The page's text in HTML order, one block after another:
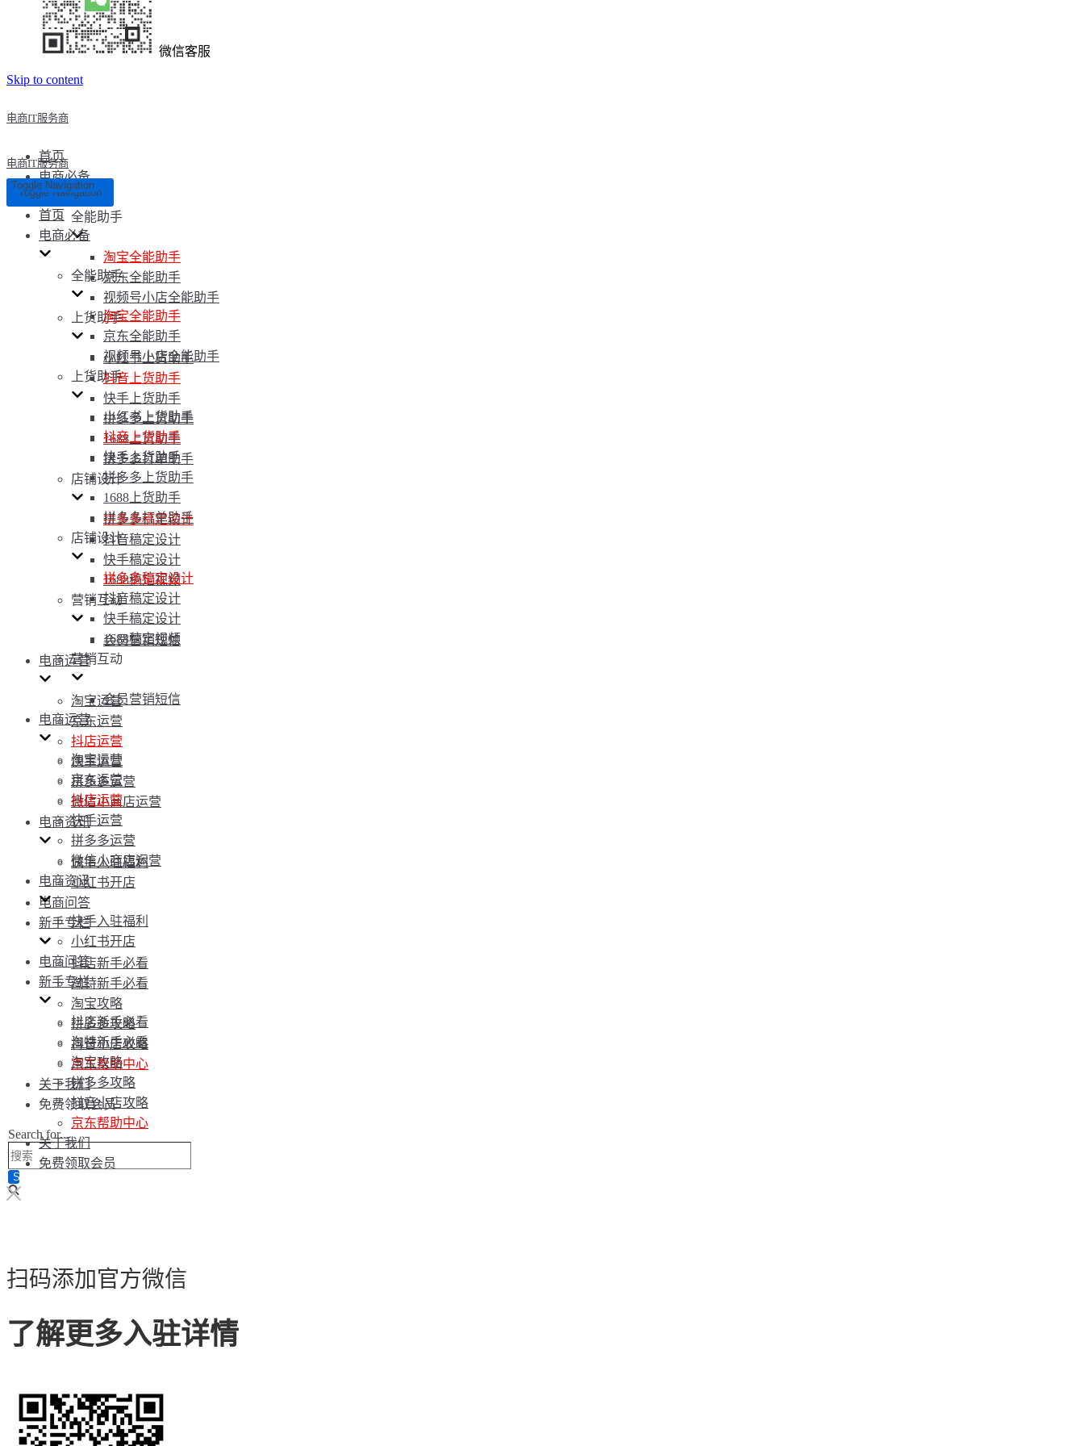
微信客服
Skip to content
电商IT服务商
首页
电商必备
全能助手
淘宝全能助手
京东全能助手
视频号小店全能助手
上货助手
小红书上货助手
抖音上货助手
快手上货助手
拼多多上货助手
1688上货助手
拼多多打单助手
店铺设计
拼多多稿定设计
抖音稿定设计
快手稿定设计
1688稿定视频
营销互动
会员营销短信
电商运营
淘宝运营
京东运营
抖店运营
快手运营
拼多多运营
微信小商店运营
电商资讯
快手入驻福利
小红书开店
电商问答
新手专栏
抖店新手必看
淘特新手必看
淘宝攻略
拼多多攻略
抖音小店攻略
京东帮助中心
关于我们
免费领取会员
Search for...
电商IT服务商
Toggle Navigation
Toggle Navigation
首页
电商必备
全能助手
淘宝全能助手
京东全能助手
视频号小店全能助手
上货助手
小红书上货助手
抖音上货助手
快手上货助手
拼多多上货助手
1688上货助手
拼多多打单助手
店铺设计
拼多多稿定设计
抖音稿定设计
快手稿定设计
1688稿定视频
营销互动
会员营销短信
电商运营
淘宝运营
京东运营
抖店运营
快手运营
拼多多运营
微信小商店运营
电商资讯
快手入驻福利
小红书开店
电商问答
新手专栏
抖店新手必看
淘特新手必看
淘宝攻略
拼多多攻略
抖音小店攻略
京东帮助中心
关于我们
免费领取会员
扫码添加官方微信
了解更多入驻详情